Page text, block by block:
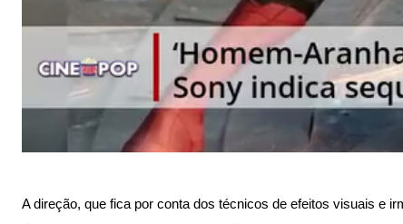
A direção, que fica por conta dos técnicos de efeitos visuais e